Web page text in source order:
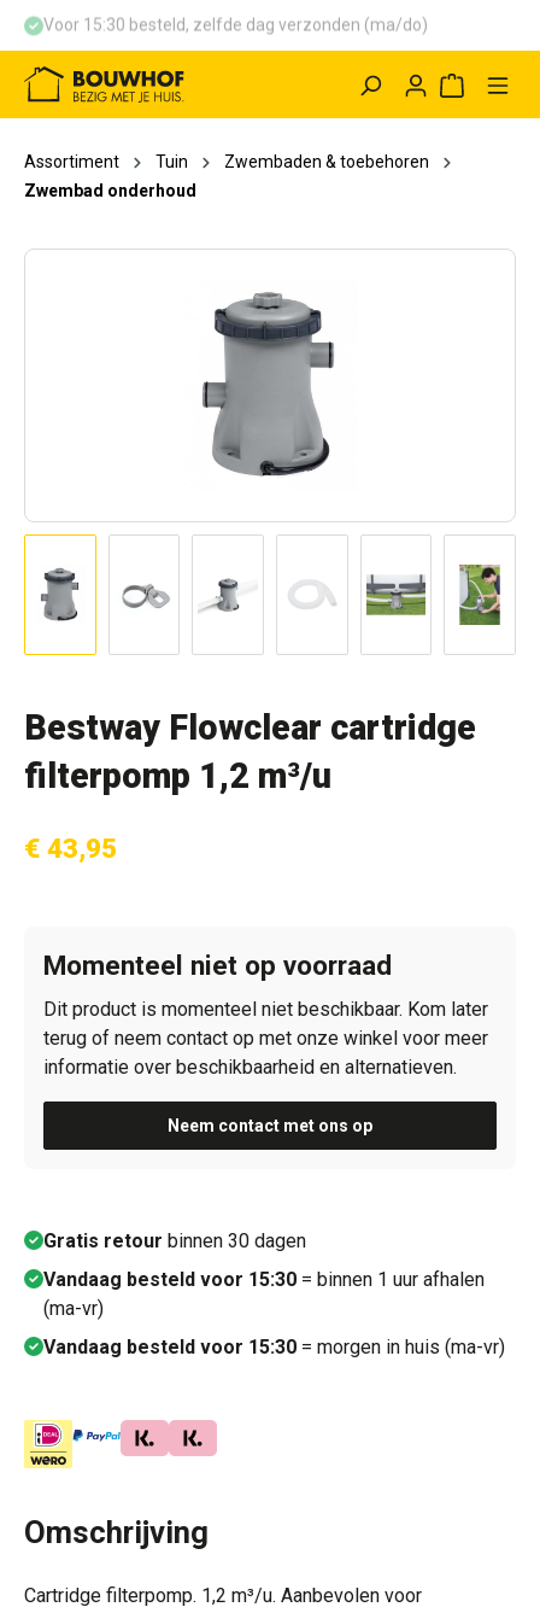
Voor 15:30 besteld, zelfde dag verzonden (ma/do)
Assortiment Tuin
Zwembaden & toebehoren
Zwembad onderhoud
Bestway Flowclear cartridge
filterpomp 1,2 m³/u
€ 43,95
Momenteel niet op voorraad
Dit product is momenteel niet beschikbaar. Kom later
terug of neem contact op met onze winkel voor meer
informatie over beschikbaarheid en alternatieven.
Neem contact met ons op
Gratis retour binnen 30 dagen
Vandaag besteld voor 15:30 = binnen 1 uur afhalen
(ma-vr)
Vandaag besteld voor 15:30 = morgen in huis (ma-vr)
Omschrijving
Cartridge filterpomp. 1,2 m³/u. Aanbevolen voor